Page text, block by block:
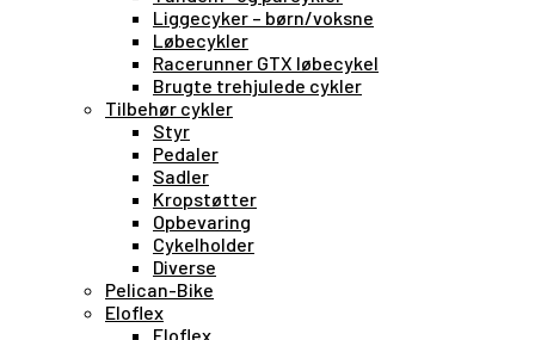
Liggecyker – børn/voksne
Løbecykler
Racerunner GTX løbecykel
Brugte trehjulede cykler
Tilbehør cykler
Styr
Pedaler
Sadler
Kropstøtter
Opbevaring
Cykelholder
Diverse
Pelican-Bike
Eloflex
Eloflex